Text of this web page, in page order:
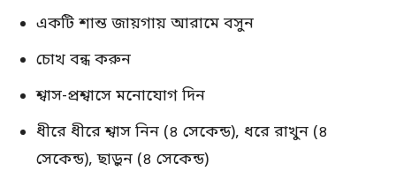
একটি শান্ত জায়গায় আরামে বসুন
চোখ বন্ধ করুন
শ্বাস-প্রশ্বাসে মনোযোগ দিন
ধীরে ধীরে শ্বাস নিন (৪ সেকেন্ড), ধরে রাখুন (৪
সেকেন্ড), ছাড়ুন (৪ সেকেন্ড)